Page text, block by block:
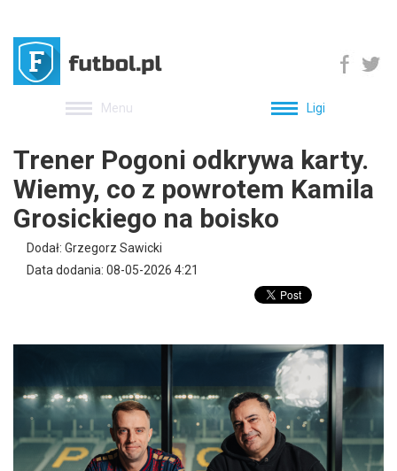
Menu Ligi
Trener Pogoni odkrywa karty.
Wiemy, co z powrotem Kamila
Grosickiego na boisko
Dodał: Grzegorz Sawicki
Data dodania: 08-05-2026 4:21